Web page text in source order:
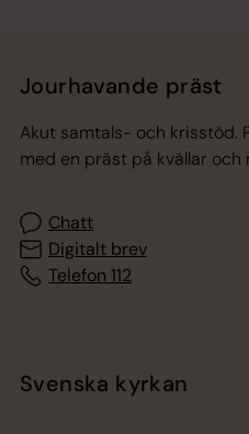
Jourhavande präst
Akut samtals- och krisstöd.
med en präst på kvällar och
Chatt
Digitalt brev
Telefon 112
Svenska kyrkan